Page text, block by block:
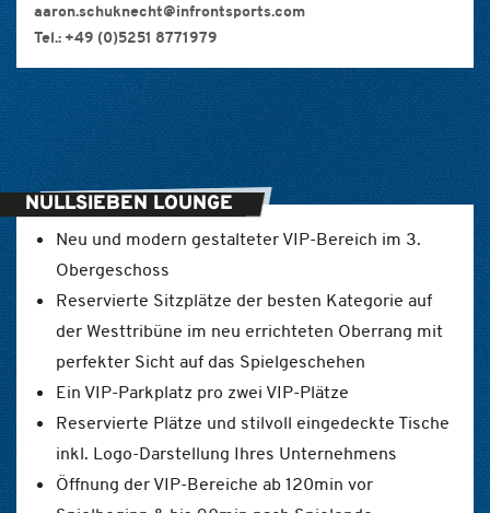
aaron.schuknecht@infrontsports.com
Tel.: +49 (0)5251 8771979
NULLSIEBEN LOUNGE
Neu und modern gestalteter VIP-Bereich im 3.
Obergeschoss
Reservierte Sitzplätze der besten Kategorie auf
der Westtribüne im neu errichteten Oberrang mit
perfekter Sicht auf das Spielgeschehen
Ein VIP-Parkplatz pro zwei VIP-Plätze
Reservierte Plätze und stilvoll eingedeckte Tische
inkl. Logo-Darstellung Ihres Unternehmens
Öffnung der VIP-Bereiche ab 120min vor